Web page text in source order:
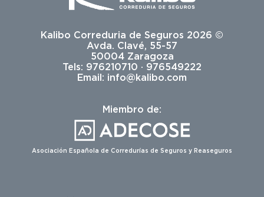
Kalibo Correduria de Seguros 2026 ©
Avda. Clavé, 55-57
50004 Zaragoza
Tels: 976210710 · 976549222
Email: info@kalibo.com
Miembro de:
Asociación Española de Corredurías de Seguros y Reaseguros